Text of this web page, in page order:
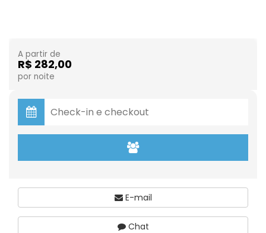
A partir de
R$ 282,00
por noite
E-mail
Chat